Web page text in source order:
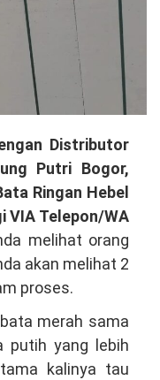
Distributor
Putri Bogor,
Ringan Hebel
VIA Telepon/WA
melihat orang
akan melihat 2
proses.
merah sama
putih yang lebih
kalinya tau